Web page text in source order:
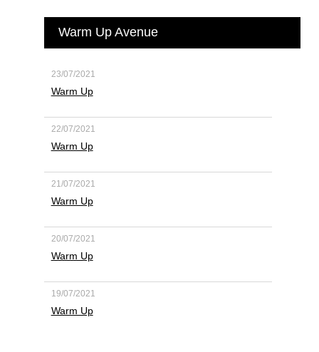
Warm Up Avenue
23/07/2021
Warm Up
22/07/2021
Warm Up
21/07/2021
Warm Up
20/07/2021
Warm Up
19/07/2021
Warm Up